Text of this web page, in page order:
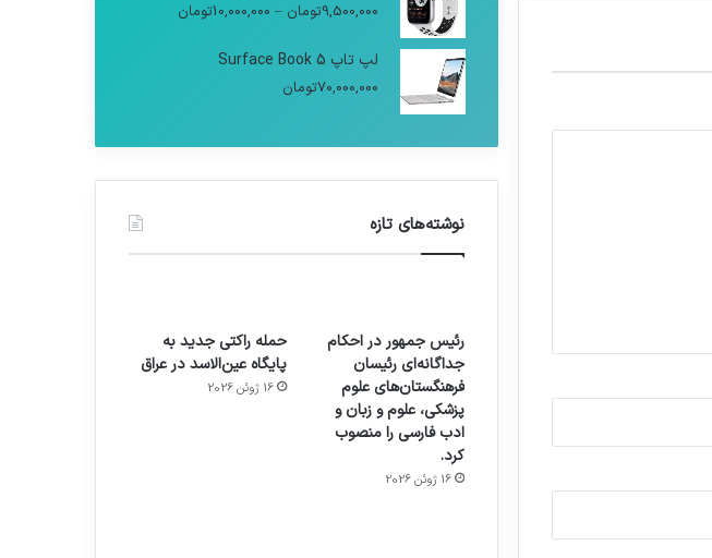
9,500,000تومان –
10,000,000تومان
لپ تاپ Surface Book 5
70,000,000تومان
نوشته‌های تازه
رئیس جمهور در احکام
جداگانه‌ای رئیسان
فرهنگستان‌های علوم
پزشکی، علوم و زبان و
ادب فارسی را منصوب
کرد.
16 ژوئن 2026
حمله راکتی جدید به
پایگاه عین‌الاسد در عراق
16 ژوئن 2026